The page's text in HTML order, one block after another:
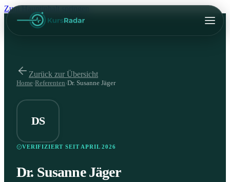
Zum Hauptinhalt springen
Zurück zur Übersicht
Home›Referenten›Dr. Susanne Jäger
DS
VERIFIZIERT SEIT APRIL 2026
Dr. Susanne Jäger